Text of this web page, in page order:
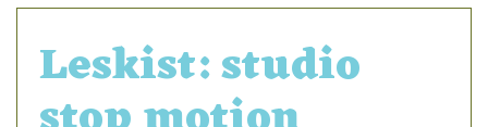
Leskist: studio